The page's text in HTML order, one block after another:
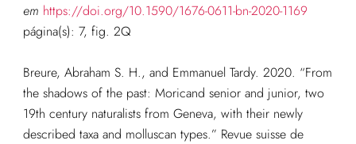
em https://doi.org/10.1590/1676-0611-bn-2020-1169
página(s): 7, fig. 2Q
Breure, Abraham S. H., and Emmanuel Tardy. 2020. “From
the shadows of the past: Moricand senior and junior, two
19th century naturalists from Geneva, with their newly
described taxa and molluscan types.” Revue suisse de